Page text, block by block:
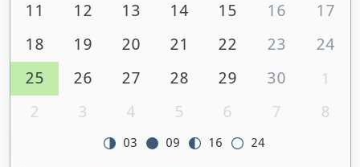
11
12 13 14 15 16
17
18
19 20 21 22 23
24
25
26 27 28 29 30
1
2
3 4 5 6 7 8
03 09 16 24